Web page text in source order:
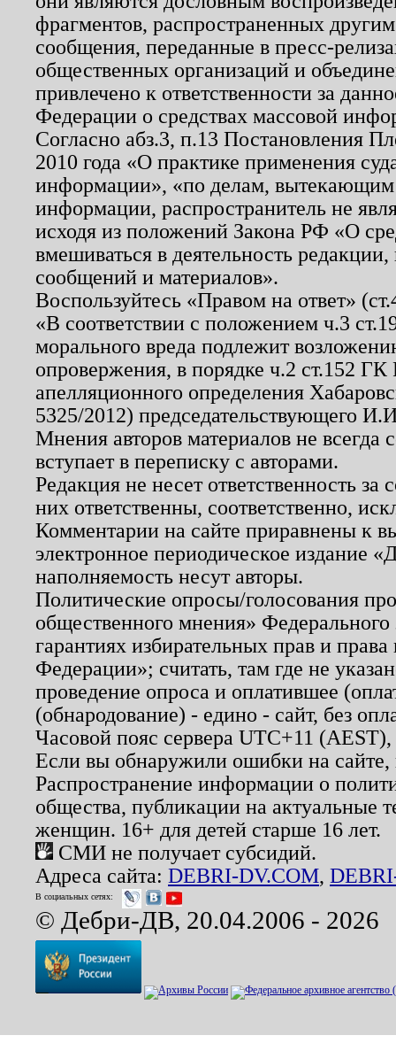
фрагментов, распространенных
сообщения, переданные в пресс-
общественных организаций и
привлечено к ответственности за
Федерации о средствах массовой
Согласно абз.3, п.13 Постановления
2010 года «О практике применения
информации», «по делам, вытекающим
информации, распространитель не
исходя из положений Закона РФ «О
вмешиваться в деятельность
сообщений и материалов».
Воспользуйтесь «Правом на ответ»
«В соответствии с положением ч.3
морального вреда подлежит
опровержения, в порядке ч.2 ст.152
апелляционного определения
5325/2012) председательствующего
Мнения авторов материалов не
вступает в переписку с авторами.
Редакция не несет ответственность
них ответственны, соответственно,
Комментарии на сайте приравнены к
электронное периодическое издание
наполняемость несут авторы.
Политические опросы/голосования
общественного мнения»
гарантиях избирательных прав и
Федерации»; считать, там где не
проведение опроса и оплатившее
(обнародование) - едино - сайт, без
Часовой пояс сервера UTC+11
Если вы обнаружили ошибки на
Распространение информации о
общества, публикации на актуальные
женщин. 16+ для детей старше 16 лет.
СМИ не получает субсидий.
Адреса сайта: DEBRI-DV.COM,
В социальных сетях:
© Дебри-ДВ, 20.04.2006 - 2026